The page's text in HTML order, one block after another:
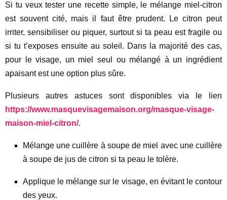
Si tu veux tester une recette simple, le mélange miel-citron
est souvent cité, mais il faut être prudent. Le citron peut
irriter, sensibiliser ou piquer, surtout si ta peau est fragile ou
si tu t’exposes ensuite au soleil. Dans la majorité des cas,
pour le visage, un miel seul ou mélangé à un ingrédient
apaisant est une option plus sûre.
Plusieurs autres astuces sont disponibles via le lien
https://www.masquevisagemaison.org/masque-visage-
maison-miel-citron/.
Mélange une cuillère à soupe de miel avec une cuillère
à soupe de jus de citron si ta peau le tolère.
Applique le mélange sur le visage, en évitant le contour
des yeux.